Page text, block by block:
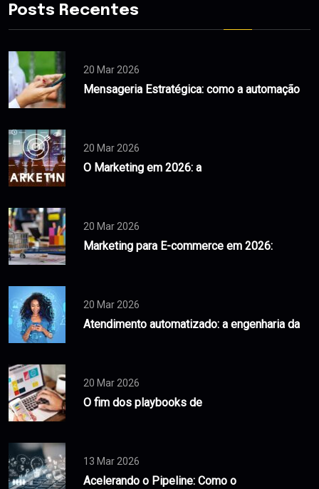
Posts Recentes
20 Mar 2026
Mensageria Estratégica: como a automação
20 Mar 2026
O Marketing em 2026: a
20 Mar 2026
Marketing para E-commerce em 2026:
20 Mar 2026
Atendimento automatizado: a engenharia da
20 Mar 2026
O fim dos playbooks de
13 Mar 2026
Acelerando o Pipeline: Como o